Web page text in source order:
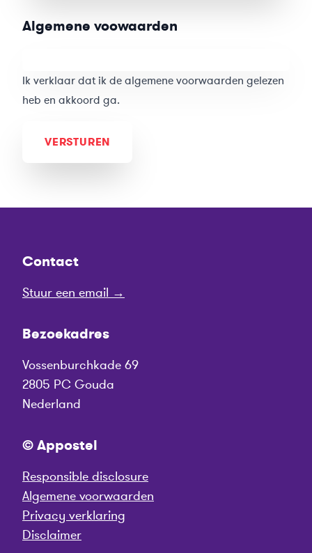
Algemene voowaarden
Ik verklaar dat ik de algemene voorwaarden gelezen
heb en akkoord ga.
Contact
Stuur een email →
Bezoekadres
Vossenburchkade 69
2805 PC Gouda
Nederland
© Appostel
Responsible disclosure
Algemene voorwaarden
Privacy verklaring
Disclaimer